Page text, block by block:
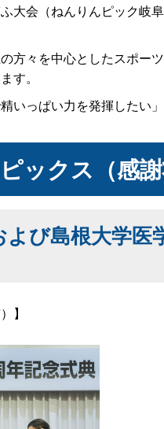
大会（ねんりんピック岐
方々を中心としたスポー
す。
いっぱい力を発揮したい
ックス（感謝
び島根大学
】